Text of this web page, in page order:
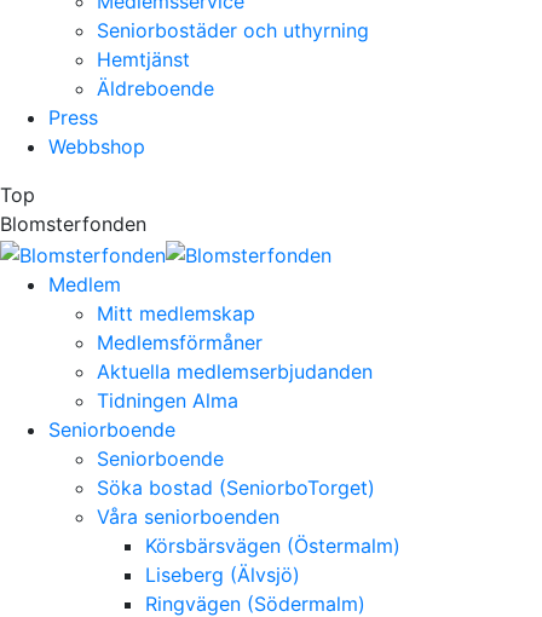
Seniorbostäder och uthyrning
Hemtjänst
Äldreboende
Press
Webbshop
Top
Blomsterfonden
Medlem
Mitt medlemskap
Medlemsförmåner
Aktuella medlemserbjudanden
Tidningen Alma
Seniorboende
Seniorboende
Söka bostad (SeniorboTorget)
Våra seniorboenden
Körsbärsvägen (Östermalm)
Liseberg (Älvsjö)
Ringvägen (Södermalm)